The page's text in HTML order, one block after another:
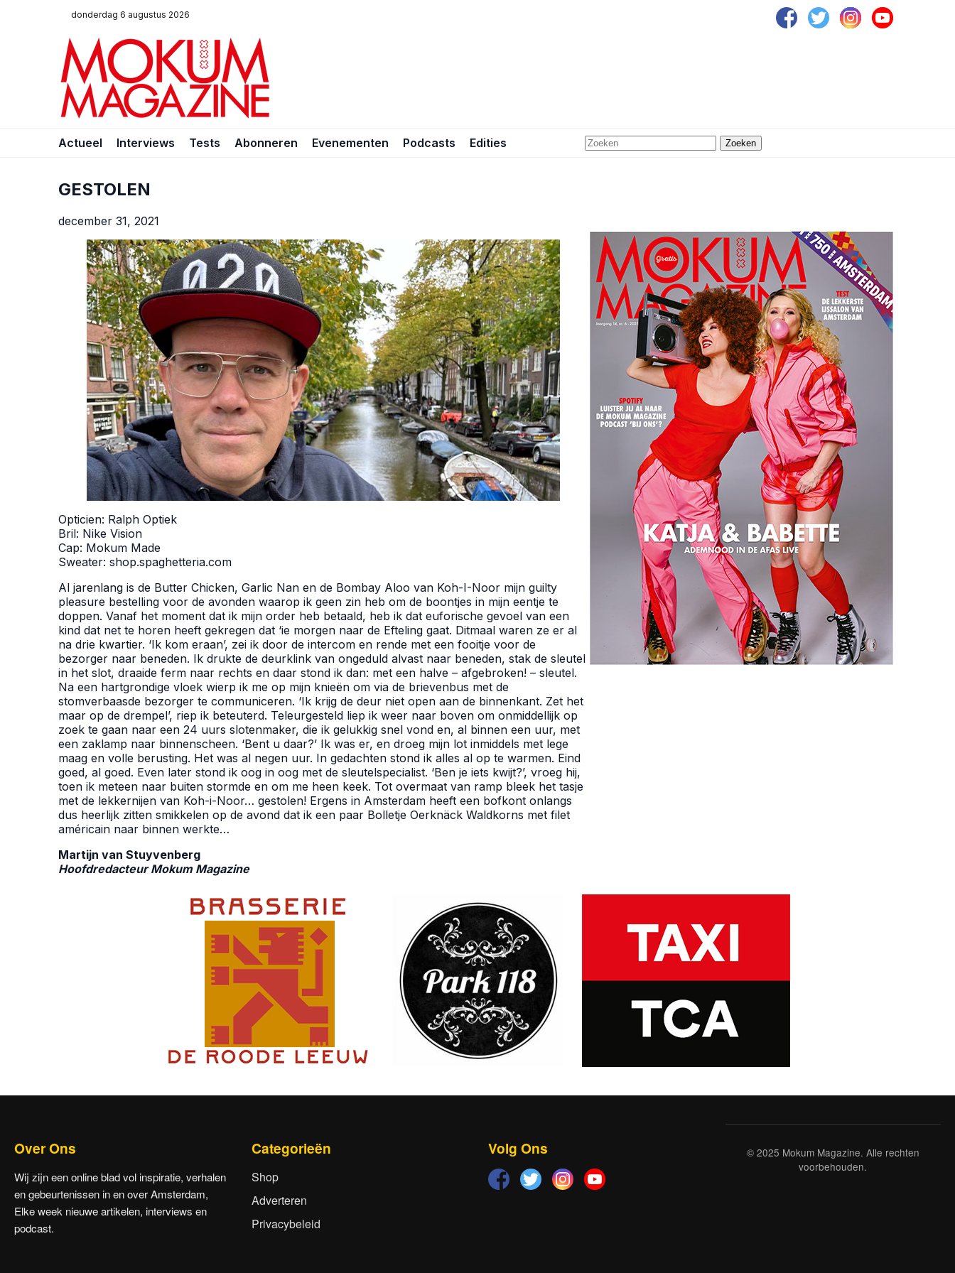
donderdag 6 augustus 2026
Actueel Interviews Tests Abonneren Evenementen Podcasts Edities Zoeken
GESTOLEN
december 31, 2021
Opticien: Ralph Optiek
Bril: Nike Vision
Cap: Mokum Made
Sweater: shop.spaghetteria.com
Al jarenlang is de Butter Chicken, Garlic Nan en de Bombay Aloo van Koh-I-Noor mijn guilty
pleasure bestelling voor de avonden waarop ik geen zin heb om de boontjes in mijn eentje te
doppen. Vanaf het moment dat ik mijn order heb betaald, heb ik dat euforische gevoel van een
kind dat net te horen heeft gekregen dat ‘ie morgen naar de Efteling gaat. Ditmaal waren ze er al
na drie kwartier. ‘Ik kom eraan’, zei ik door de intercom en rende met een fooitje voor de
bezorger naar beneden. Ik drukte de deurklink van ongeduld alvast naar beneden, stak de sleutel
in het slot, draaide ferm naar rechts en daar stond ik dan: met een halve – afgebroken! – sleutel.
Na een hartgrondige vloek wierp ik me op mijn knieën om via de brievenbus met de
stomverbaasde bezorger te communiceren. ‘Ik krijg de deur niet open aan de binnenkant. Zet het
maar op de drempel’, riep ik beteuterd. Teleurgesteld liep ik weer naar boven om onmiddellijk op
zoek te gaan naar een 24 uurs slotenmaker, die ik gelukkig snel vond en, al binnen een uur, met
een zaklamp naar binnenscheen. ‘Bent u daar?’ Ik was er, en droeg mijn lot inmiddels met lege
maag en volle berusting. Het was al negen uur. In gedachten stond ik alles al op te warmen. Eind
goed, al goed. Even later stond ik oog in oog met de sleutelspecialist. ‘Ben je iets kwijt?’, vroeg hij,
toen ik meteen naar buiten stormde en om me heen keek. Tot overmaat van ramp bleek het tasje
met de lekkernijen van Koh-i-Noor… gestolen! Ergens in Amsterdam heeft een bofkont onlangs
dus heerlijk zitten smikkelen op de avond dat ik een paar Bolletje Oerknäck Waldkorns met filet
américain naar binnen werkte…
Martijn van Stuyvenberg
Hoofdredacteur Mokum Magazine
Over Ons
Wij zijn een online blad vol inspiratie, verhalen
en gebeurtenissen in en over Amsterdam,
Elke week nieuwe artikelen, interviews en
podcast.
Categorieën
Shop
Adverteren
Privacybeleid
Volg Ons
© 2025 Mokum Magazine. Alle rechten
voorbehouden.